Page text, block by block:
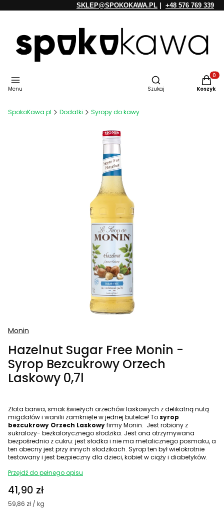
SKLEP@SPOKOKAWA.PL +48 576 769 339
Menu
Otwórz wyszukiwarkę
Szukaj Koszyk
SpokoKawa.pl Dodatki Syropy do kawy
Monin
Hazelnut Sugar Free Monin -
Syrop Bezcukrowy Orzech
Laskowy 0,7l
Złota barwa, smak świeżych orzechów laskowych z delikatną nutą
migdałów i wanilii zamknięte w jednej butelce! To syrop
bezcukrowy Orzech Laskowyfirmy Monin. Jest robiony z
sukralozy- bezkalorycznego słodzika. Jest ona otrzymywana
bezpośrednio z cukru: jest słodka i nie ma metalicznego posmaku, a
ten obecny jest przy innych słodzikach. Syrop ten był wielokrotnie
testowany i jest bezpieczny dla dzieci, kobiet w ciąży i diabetyków.
Przejdź do pełnego opisu
Cena
41,90 zł
59,86 zł / kg